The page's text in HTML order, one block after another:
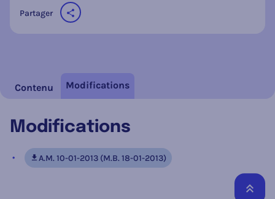
Partager
Contenu Modifications
Modifications
A.M. 10-01-2013 (M.B. 18-01-2013)